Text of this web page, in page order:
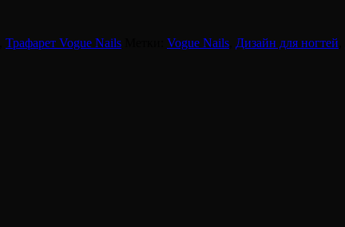
Трафарет Vogue Nails Vogue Nails Дизайн для ногтей